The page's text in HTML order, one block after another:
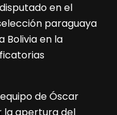
en el
paraguaya
Bolivia en la
de Óscar